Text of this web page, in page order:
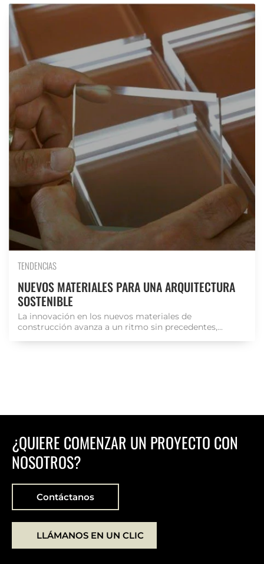
TENDENCIAS
NUEVOS MATERIALES PARA UNA ARQUITECTURA
SOSTENIBLE
La innovación en los nuevos materiales de
construcción avanza a un ritmo sin precedentes,...
¿QUIERE COMENZAR UN PROYECTO CON
NOSOTROS?
Contáctanos
LLÁMANOS EN UN CLIC